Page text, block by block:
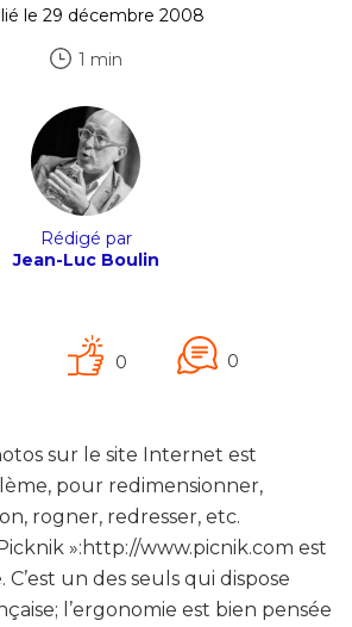
le 29 décembre 2008
1 min
Rédigé par
Jean-Luc Boulin
0 0
sur le site Internet est
pour redimensionner,
rogner, redresser, etc.
»:http://www.picnik.com est
un des seuls qui dispose
l’ergonomie est bien pensée